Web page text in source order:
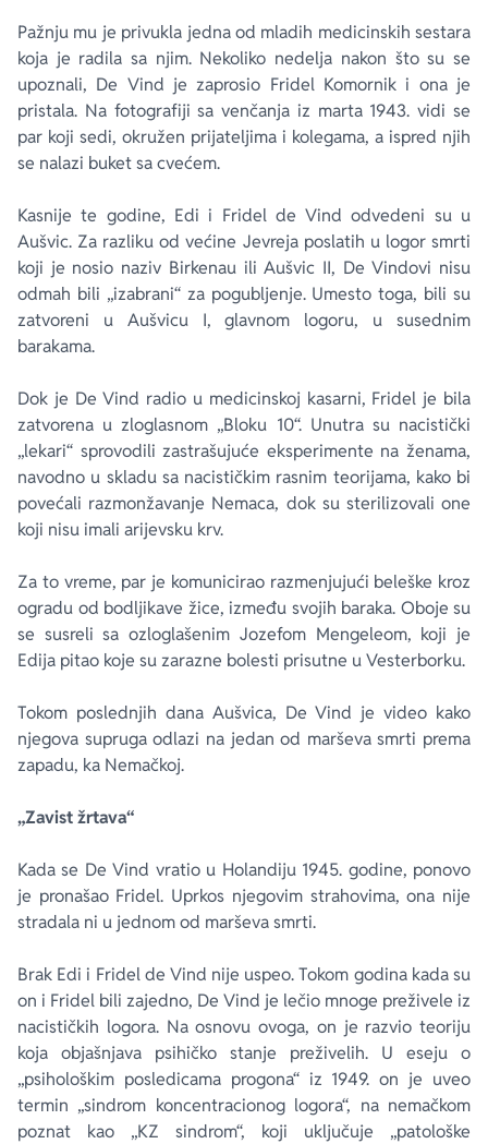
Pažnju mu je privukla jedna od mladih medicinskih sestara
koja je radila sa njim. Nekoliko nedelja nakon što su se
upoznali, De Vind je zaprosio Fridel Komornik i ona je
pristala. Na fotografiji sa venčanja iz marta 1943. vidi se
par koji sedi, okružen prijateljima i kolegama, a ispred njih
se nalazi buket sa cvećem.
Kasnije te godine, Edi i Fridel de Vind odvedeni su u
Aušvic. Za razliku od većine Jevreja poslatih u logor smrti
koji je nosio naziv Birkenau ili Aušvic II, De Vindovi nisu
odmah bili „izabrani“ za pogubljenje. Umesto toga, bili su
zatvoreni u Aušvicu I, glavnom logoru, u susednim
barakama.
Dok je De Vind radio u medicinskoj kasarni, Fridel je bila
zatvorena u zloglasnom „Bloku 10“. Unutra su nacistički
„lekari“ sprovodili zastrašujuće eksperimente na ženama,
navodno u skladu sa nacističkim rasnim teorijama, kako bi
povećali razmonžavanje Nemaca, dok su sterilizovali one
koji nisu imali arijevsku krv.
Za to vreme, par je komunicirao razmenjujući beleške kroz
ogradu od bodljikave žice, između svojih baraka. Oboje su
se susreli sa ozloglašenim Jozefom Mengeleom, koji je
Edija pitao koje su zarazne bolesti prisutne u Vesterborku.
Tokom poslednjih dana Aušvica, De Vind je video kako
njegova supruga odlazi na jedan od marševa smrti prema
zapadu, ka Nemačkoj.
„Zavist žrtava“
Kada se De Vind vratio u Holandiju 1945. godine, ponovo
je pronašao Fridel. Uprkos njegovim strahovima, ona nije
stradala ni u jednom od marševa smrti.
Brak Edi i Fridel de Vind nije uspeo. Tokom godina kada su
on i Fridel bili zajedno, De Vind je lečio mnoge preživele iz
nacističkih logora. Na osnovu ovoga, on je razvio teoriju
koja objašnjava psihičko stanje preživelih. U eseju o
„psihološkim posledicama progona“ iz 1949. on je uveo
termin „sindrom koncentracionog logora“, na nemačkom
poznat kao „KZ sindrom“, koji uključuje „patološke